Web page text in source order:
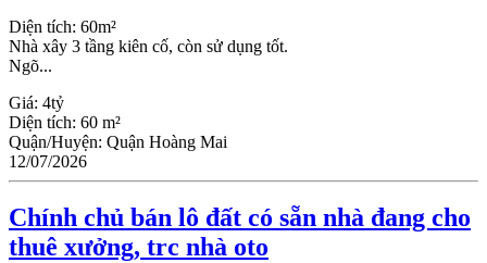
Diện tích: 60m²
Nhà xây 3 tầng kiên cố, còn sử dụng tốt.
Ngõ...
Giá: 4tỷ
Diện tích: 60 m²
Quận/Huyện: Quận Hoàng Mai
12/07/2026
Chính chủ bán lô đất có sẵn nhà đang cho
thuê xưởng, trc nhà oto